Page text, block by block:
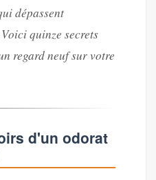
dépassent
quinze secrets
regard neuf sur votre
d'un odorat